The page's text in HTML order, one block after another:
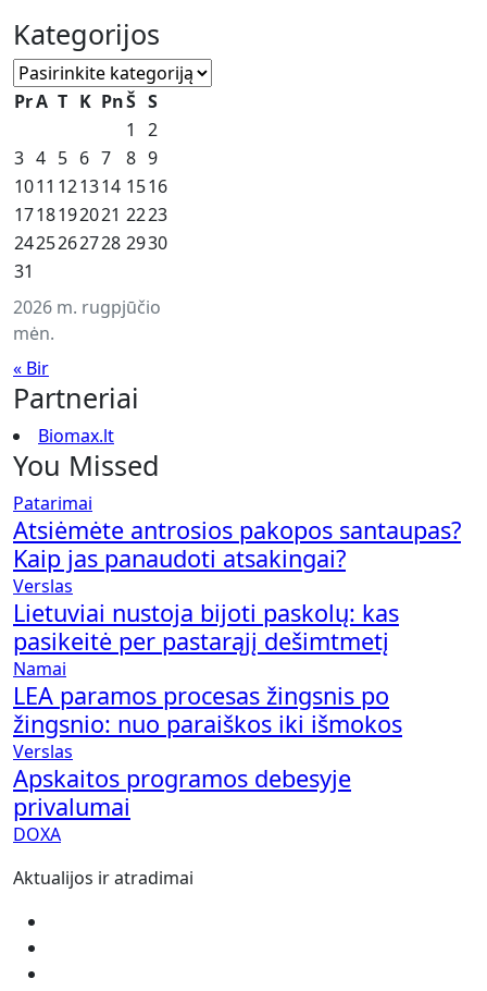
Kategorijos
Kategorijos
2026 m. rugpjūčio
mėn.
PrA T K PnŠ S
1
2
3 4 5 6 7 8 9
1011 121314 1516
1718192021 2223
2425262728 2930
31
« Bir
Partneriai
Biomax.lt
You Missed
Patarimai
Atsiėmėte antrosios pakopos santaupas?
Kaip jas panaudoti atsakingai?
Verslas
Lietuviai nustoja bijoti paskolų: kas
pasikeitė per pastarąjį dešimtmetį
Namai
LEA paramos procesas žingsnis po
žingsnio: nuo paraiškos iki išmokos
Verslas
Apskaitos programos debesyje
privalumai
DOXA
Aktualijos ir atradimai